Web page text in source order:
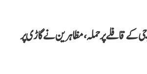
کے قافلے پر حملہ، مظاہرین نے گاڑی پر